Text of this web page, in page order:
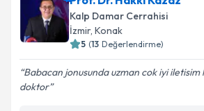
Kalp Damar Cerrahisi
İzmir, Konak
5 (13 Değerlendirme)
Babacan jonusunda uzman cok iyi
doktor